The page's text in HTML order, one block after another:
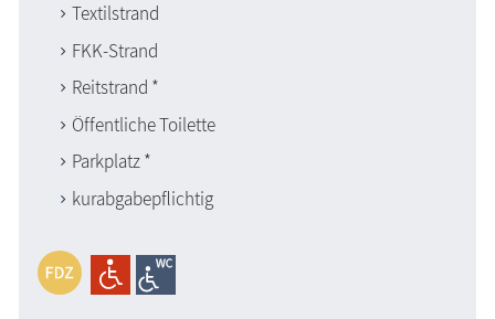
Textilstrand
FKK-Strand
Reitstrand *
Öffentliche Toilette
Parkplatz *
kurabgabepflichtig